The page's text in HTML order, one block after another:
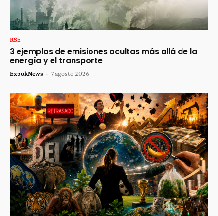
RSE
3 ejemplos de emisiones ocultas más allá de la
energía y el transporte
ExpokNews - 7 agosto 2026